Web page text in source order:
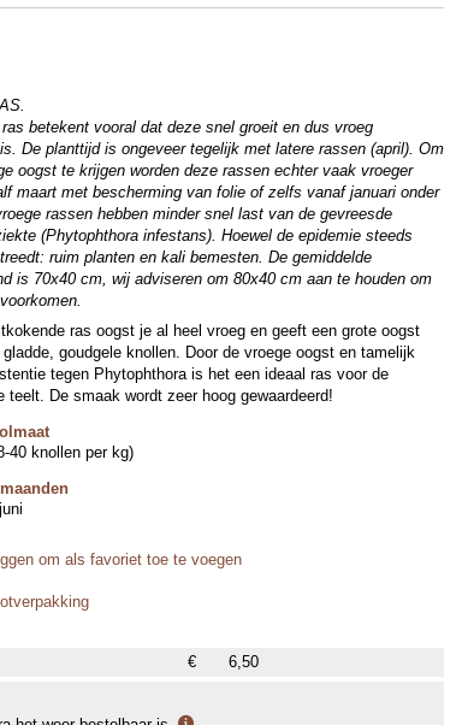
betekent vooral dat deze snel groeit en dus vroeg
De planttijd is ongeveer tegelijk met latere rassen (april). Om
oogst te krijgen worden deze rassen echter vaak vroeger
maart met bescherming van folie of zelfs vanaf januari onder
rassen hebben minder snel last van de gevreesde
(Phytophthora infestans). Hoewel de epidemie steeds
ruim planten en kali bemesten. De gemiddelde
is 70x40 cm, wij adviseren om 80x40 cm aan te houden om
ras oogst je al heel vroeg en geeft een grote oogst
goudgele knollen. Door de vroege oogst en tamelijk
tegen Phytophthora is het een ideaal ras voor de
teelt. De smaak wordt zeer hoog gewaardeerd!
40 knollen per kg)
om als favoriet toe te voegen
€
6,50